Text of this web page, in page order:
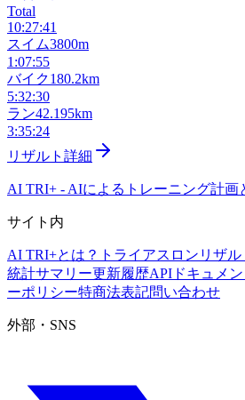
Total
10:27:41
スイム3800m
1:07:55
バイク180.2km
5:32:30
ラン42.195km
3:35:24
リザルト詳細
AI TRI+ - AIによるトレーニング計画
サイト内
AI TRI+とは？ トライアスロンリザ
統計サマリー更新履歴APIドキュメン
ーポリシー特商法表記問い合わせ
外部・SNS